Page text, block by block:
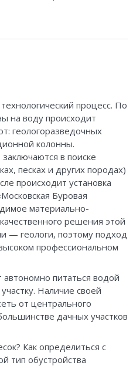
процесс. По
на воду происходит
геологоразведочных
колонны.
в поиске
песках и других породах)
происходит установка
Буровая
материально-
решения этой
— геологи, поэтому подход
профессиональном
питаться водой
Наличие своей
от центрального
дачных участков
Как определиться с
тип обустройства